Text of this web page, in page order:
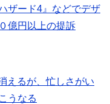
ザード4』などでデザ
億円以上の提訴
えるが、忙しさがい
うなる